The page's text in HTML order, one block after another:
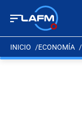
INICIO ECONOMÍA